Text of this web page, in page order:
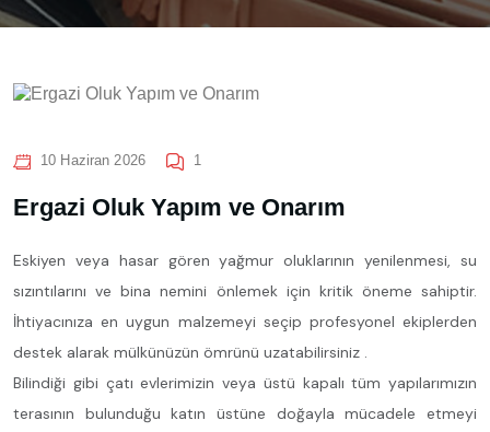
10 Haziran 2026 1
Ergazi Oluk Yapım ve Onarım
Eskiyen veya hasar gören yağmur oluklarının yenilenmesi, su
sızıntılarını ve bina nemini önlemek için kritik öneme sahiptir.
İhtiyacınıza en uygun malzemeyi seçip profesyonel ekiplerden
destek alarak mülkünüzün ömrünü uzatabilirsiniz .
Bilindiği gibi çatı evlerimizin veya üstü kapalı tüm yapılarımızın
terasının bulunduğu katın üstüne doğayla mücadele etmeyi